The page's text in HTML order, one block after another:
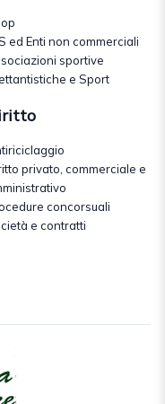
ed Enti non commerciali
sportive
e Sport
privato, commerciale e
concorsuali
e contratti